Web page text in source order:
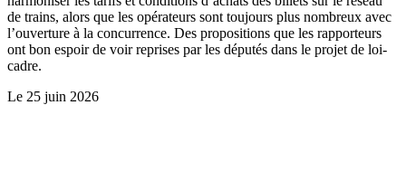
de trains, alors que les opérateurs sont toujours plus nombreux avec
l’ouverture à la concurrence. Des propositions que les rapporteurs
ont bon espoir de voir reprises par les députés dans le projet de loi-
cadre.
Le 25 juin 2026